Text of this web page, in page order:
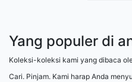
Yang populer di
Koleksi-koleksi kami yang dibaca
Cari. Pinjam. Kami harap Anda